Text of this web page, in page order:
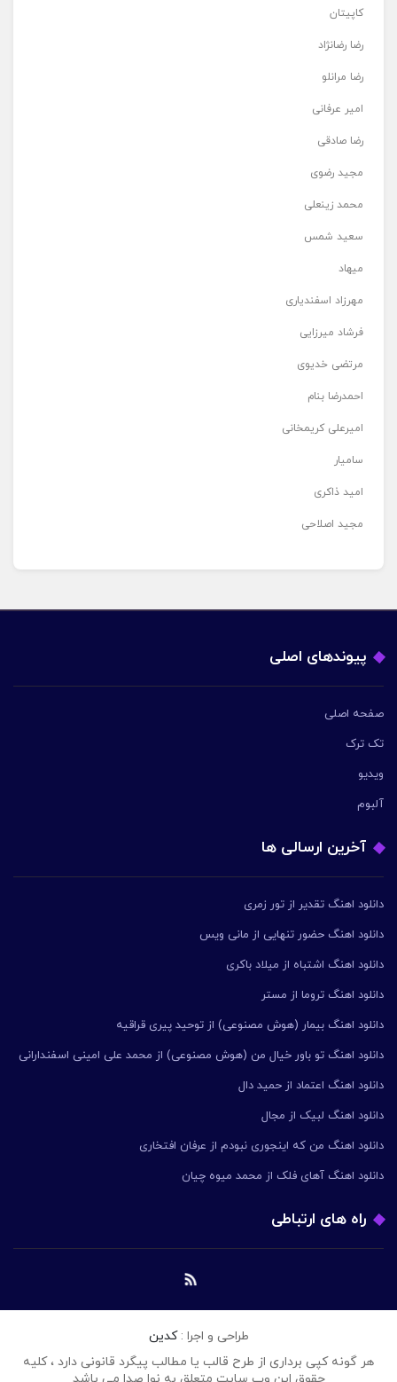
کاپیتان
رضا رضانژاد
رضا مرانلو
امیر عرفانی
رضا صادقی
مجید رضوی
محمد زینعلی
سعید شمس
میهاد
مهرزاد اسفندیاری
فرشاد میرزایی
مرتضی خدیوی
احمدرضا بنام
امیرعلی کریمخانی
سامیار
امید ذاکری
مجید اصلاحی
پیوندهای اصلی
صفحه اصلی
تک ترک
ویدیو
آلبوم
آخرین ارسالی ها
دانلود اهنگ تقدیر از تور زمری
دانلود اهنگ حضور تنهایی از مانی ویس
دانلود اهنگ اشتباه از میلاد باکری
دانلود اهنگ تروما از مستر
دانلود اهنگ بیمار (هوش مصنوعی) از توحید پیری قراقیه
دانلود اهنگ تو باور خیال من (هوش مصنوعی) از محمد علی امینی اسفندارانی
دانلود اهنگ اعتماد از حمید دال
دانلود اهنگ لبیک از مجال
دانلود اهنگ من که اینجوری نبودم از عرفان افتخاری
دانلود اهنگ آهای فلک از محمد میوه چیان
راه های ارتباطی
طراحی و اجرا :کدین
هر گونه کپی برداری از طرح قالب یا مطالب پیگرد قانونی دارد ، کلیه